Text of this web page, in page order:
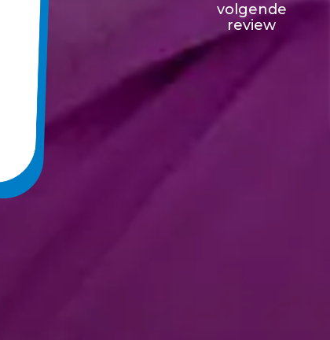
volgende
review